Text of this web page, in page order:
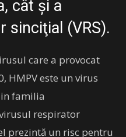
cât şi a
sinciţial (VRS).
care a provocat
HMPV este un virus
familia
respirator
prezintă un risc pentru